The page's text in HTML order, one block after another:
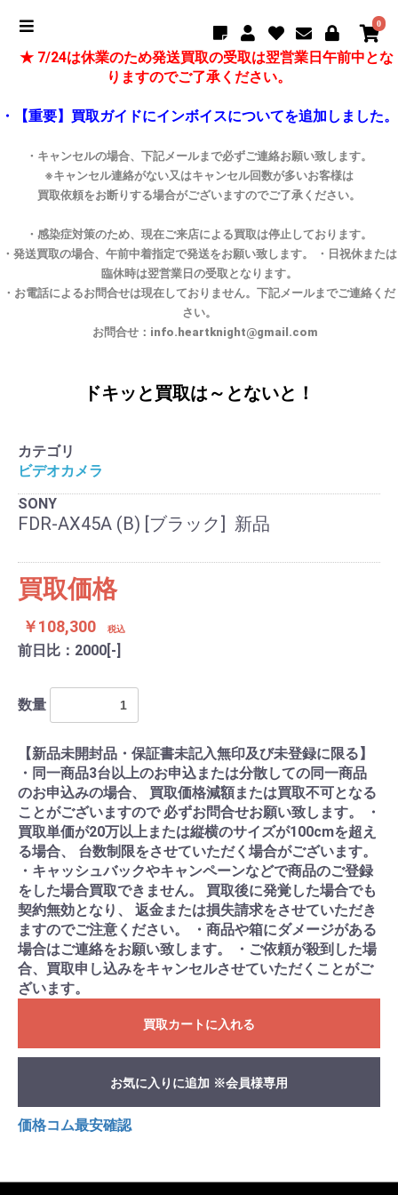
0
★ 7/24は休業のため発送買取の受取は翌営業日午前中とな
りますのでご了承ください。
・【重要】買取ガイドにインボイスについてを追加しました。
・キャンセルの場合、下記メールまで必ずご連絡お願い致します。
※キャンセル連絡がない又はキャンセル回数が多いお客様は
買取依頼をお断りする場合がございますのでご了承ください。
・感染症対策のため、現在ご来店による買取は停止しております。
・発送買取の場合、午前中着指定で発送をお願い致します。 ・日祝休または
臨休時は翌営業日の受取となります。
・お電話によるお問合せは現在しておりません。下記メールまでご連絡くだ
さい。
お問合せ：info.heartknight@gmail.com
ドキッと買取は～とないと！
カテゴリ
ビデオカメラ
SONY
FDR-AX45A (B) [ブラック] 新品
買取価格
￥108,300 税込
前日比：2000[-]
数量
【新品未開封品・保証書未記入無印及び未登録に限る】
・同一商品3台以上のお申込または分散しての同一商品
のお申込みの場合、 買取価格減額または買取不可となる
ことがございますので 必ずお問合せお願い致します。 ・
買取単価が20万以上または縦横のサイズが100cmを超え
る場合、 台数制限をさせていただく場合がございます。
・キャッシュバックやキャンペーンなどで商品のご登録
をした場合買取できません。 買取後に発覚した場合でも
契約無効となり、 返金または損失請求をさせていただき
ますのでご注意ください。 ・商品や箱にダメージがある
場合はご連絡をお願い致します。 ・ご依頼が殺到した場
合、買取申し込みをキャンセルさせていただくことがご
ざいます。
買取カートに入れる
買取検索を続ける 買取カートへ進む
お気に入りに追加 ※会員様専用
価格コム最安確認